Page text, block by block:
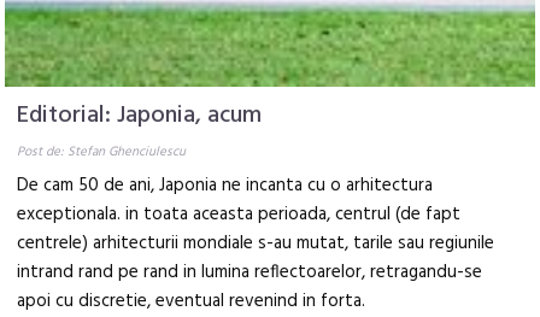
Editorial: Japonia, acum
Post de: Stefan Ghenciulescu
De cam 50 de ani, Japonia ne incanta cu o arhitectura
exceptionala. in toata aceasta perioada, centrul (de fapt
centrele) arhitecturii mondiale s-au mutat, tarile sau regiunile
intrand rand pe rand in lumina reflectoarelor, retragandu-se
apoi cu discretie, eventual revenind in forta.